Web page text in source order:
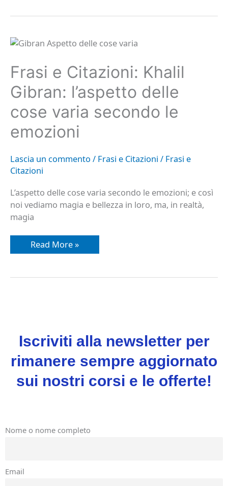
Frasi e Citazioni: Khalil
Gibran: l’aspetto delle
cose varia secondo le
emozioni
Lascia un commento / Frasi e Citazioni / Frasi e
Citazioni
L’aspetto delle cose varia secondo le emozioni; e così
noi vediamo magia e bellezza in loro, ma, in realtà,
magia
Frasi
e
Khalil
Gibran:
l’aspetto
delle
cose
varia
secondo
le
emozioni
Read More »
Iscriviti alla newsletter per
rimanere sempre aggiornato
sui nostri corsi e le offerte!
Nome o nome completo
Email